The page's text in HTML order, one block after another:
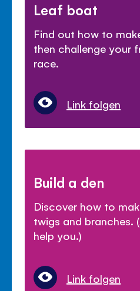
Leaf boat
Find out how to
then challenge your
race.
Link folgen
Build a den
Discover how to
twigs and branches.
help you.)
Link folgen